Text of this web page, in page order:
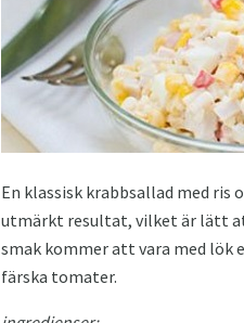
En klassisk krabbsallad med
utmärkt resultat, vilket är lätt
smak kommer att vara med lök
färska tomater.